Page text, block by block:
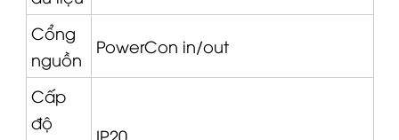
Cổng
nguồn
PowerCon in/out
Cấp
độ
IP20